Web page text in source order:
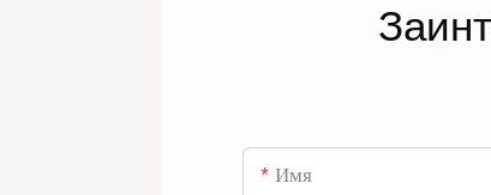
Имя